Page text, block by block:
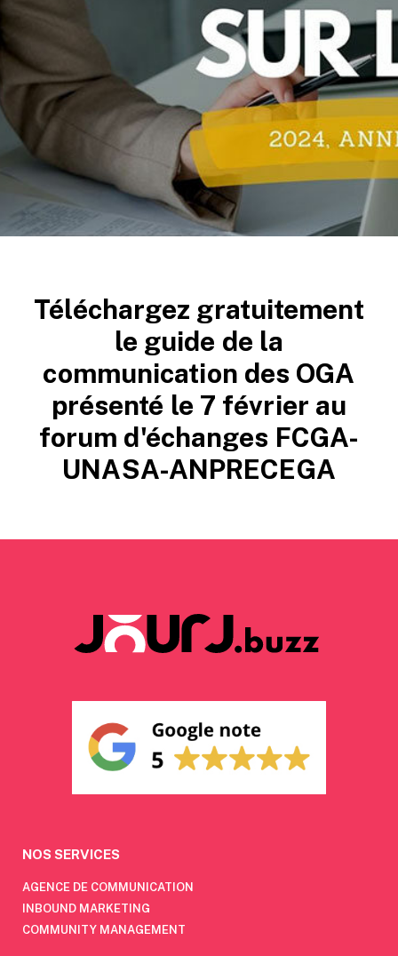
Téléchargez gratuitement
le guide de la
communication des OGA
présenté le 7 février au
forum d'échanges FCGA-
UNASA-ANPRECEGA
NOS SERVICES
AGENCE DE COMMUNICATION
INBOUND MARKETING
COMMUNITY MANAGEMENT